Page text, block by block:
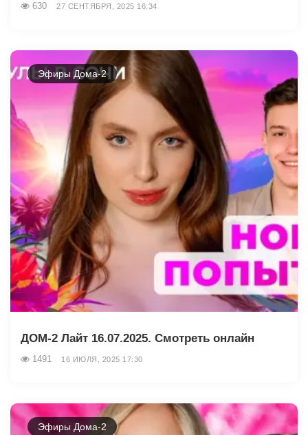
630 27 СЕНТЯБРЯ, 2025 16:34
Эфиры Дома-2
ДОМ-2 Лайт 16.07.2025. Смотреть онлайн
1491 16 ИЮЛЯ, 2025 17:30
Эфиры Дома-2